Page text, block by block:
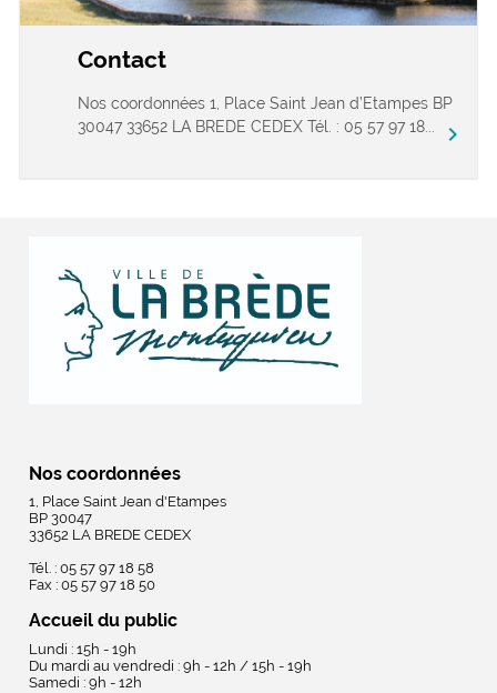
Contact
Nos coordonnées 1, Place Saint Jean d’Etampes BP
30047 33652 LA BREDE CEDEX Tél. : 05 57 97 18...
chevron_right
Nos coordonnées
1, Place Saint Jean d'Etampes
BP 30047
33652 LA BREDE CEDEX
Tél. : 05 57 97 18 58
Fax : 05 57 97 18 50
Accueil du public
Lundi : 15h - 19h
Du mardi au vendredi : 9h - 12h / 15h - 19h
Samedi : 9h - 12h